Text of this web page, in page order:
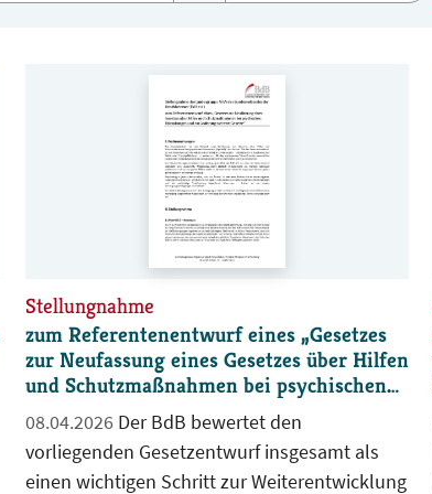
verunsichert und niemandem hilft. Der BdB
kann den Gesetzentwurf daher nicht
Stellungnahme
zum Referentenentwurf eines „Gesetzes
zur Neufassung eines Gesetzes über Hilfen
und Schutzmaßnahmen bei psychischen
Erkrankungen und zur Änderung weiterer
Gesetze“
08.04.2026
vorliegenden Gesetzentwurf insgesamt als
einen wichtigen Schritt zur Weiterentwicklung